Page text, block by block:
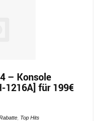
– Konsole
1216A] für 199€
Top Hits